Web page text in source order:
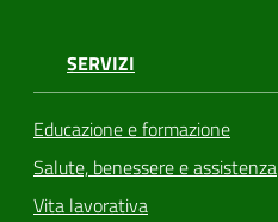
SERVIZI
Educazione e formazione
Salute, benessere e assistenza
Vita lavorativa